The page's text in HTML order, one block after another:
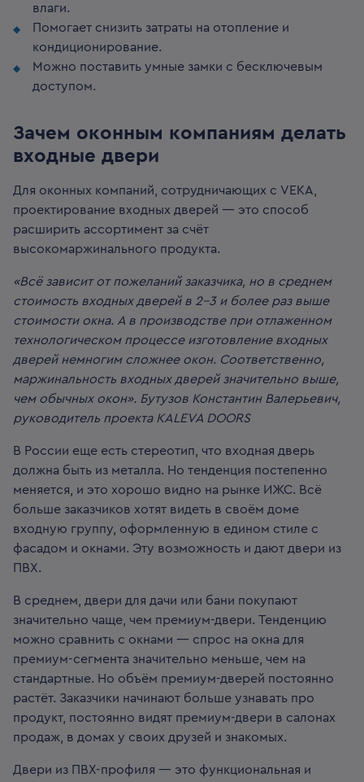
влаги.
Помогает снизить затраты на отопление и
кондиционирование.
Можно поставить умные замки с бесключевым
доступом.
Зачем оконным компаниям делать
входные двери
Для оконных компаний, сотрудничающих с VEKA,
проектирование входных дверей — это способ
расширить ассортимент за счёт
высокомаржинального продукта.
«Всё зависит от пожеланий заказчика, но в среднем
стоимость входных дверей в 2–3 и более раз выше
стоимости окна. А в производстве при отлаженном
технологическом процессе изготовление входных
дверей немногим сложнее окон. Соответственно,
маржинальность входных дверей значительно выше,
чем обычных окон». Бутузов Константин Валерьевич,
руководитель проекта KALEVA DOORS
В России еще есть стереотип, что входная дверь
должна быть из металла. Но тенденция постепенно
меняется, и это хорошо видно на рынке ИЖС. Всё
больше заказчиков хотят видеть в своём доме
входную группу, оформленную в едином стиле с
фасадом и окнами. Эту возможность и дают двери из
ПВХ.
В среднем, двери для дачи или бани покупают
значительно чаще, чем премиум-двери. Тенденцию
можно сравнить с окнами — спрос на окна для
премиум-сегмента значительно меньше, чем на
стандартные. Но объём премиум-дверей постоянно
растёт. Заказчики начинают больше узнавать про
продукт, постоянно видят премиум-двери в салонах
продаж, в домах у своих друзей и знакомых.
Двери из ПВХ-профиля — это функциональная и